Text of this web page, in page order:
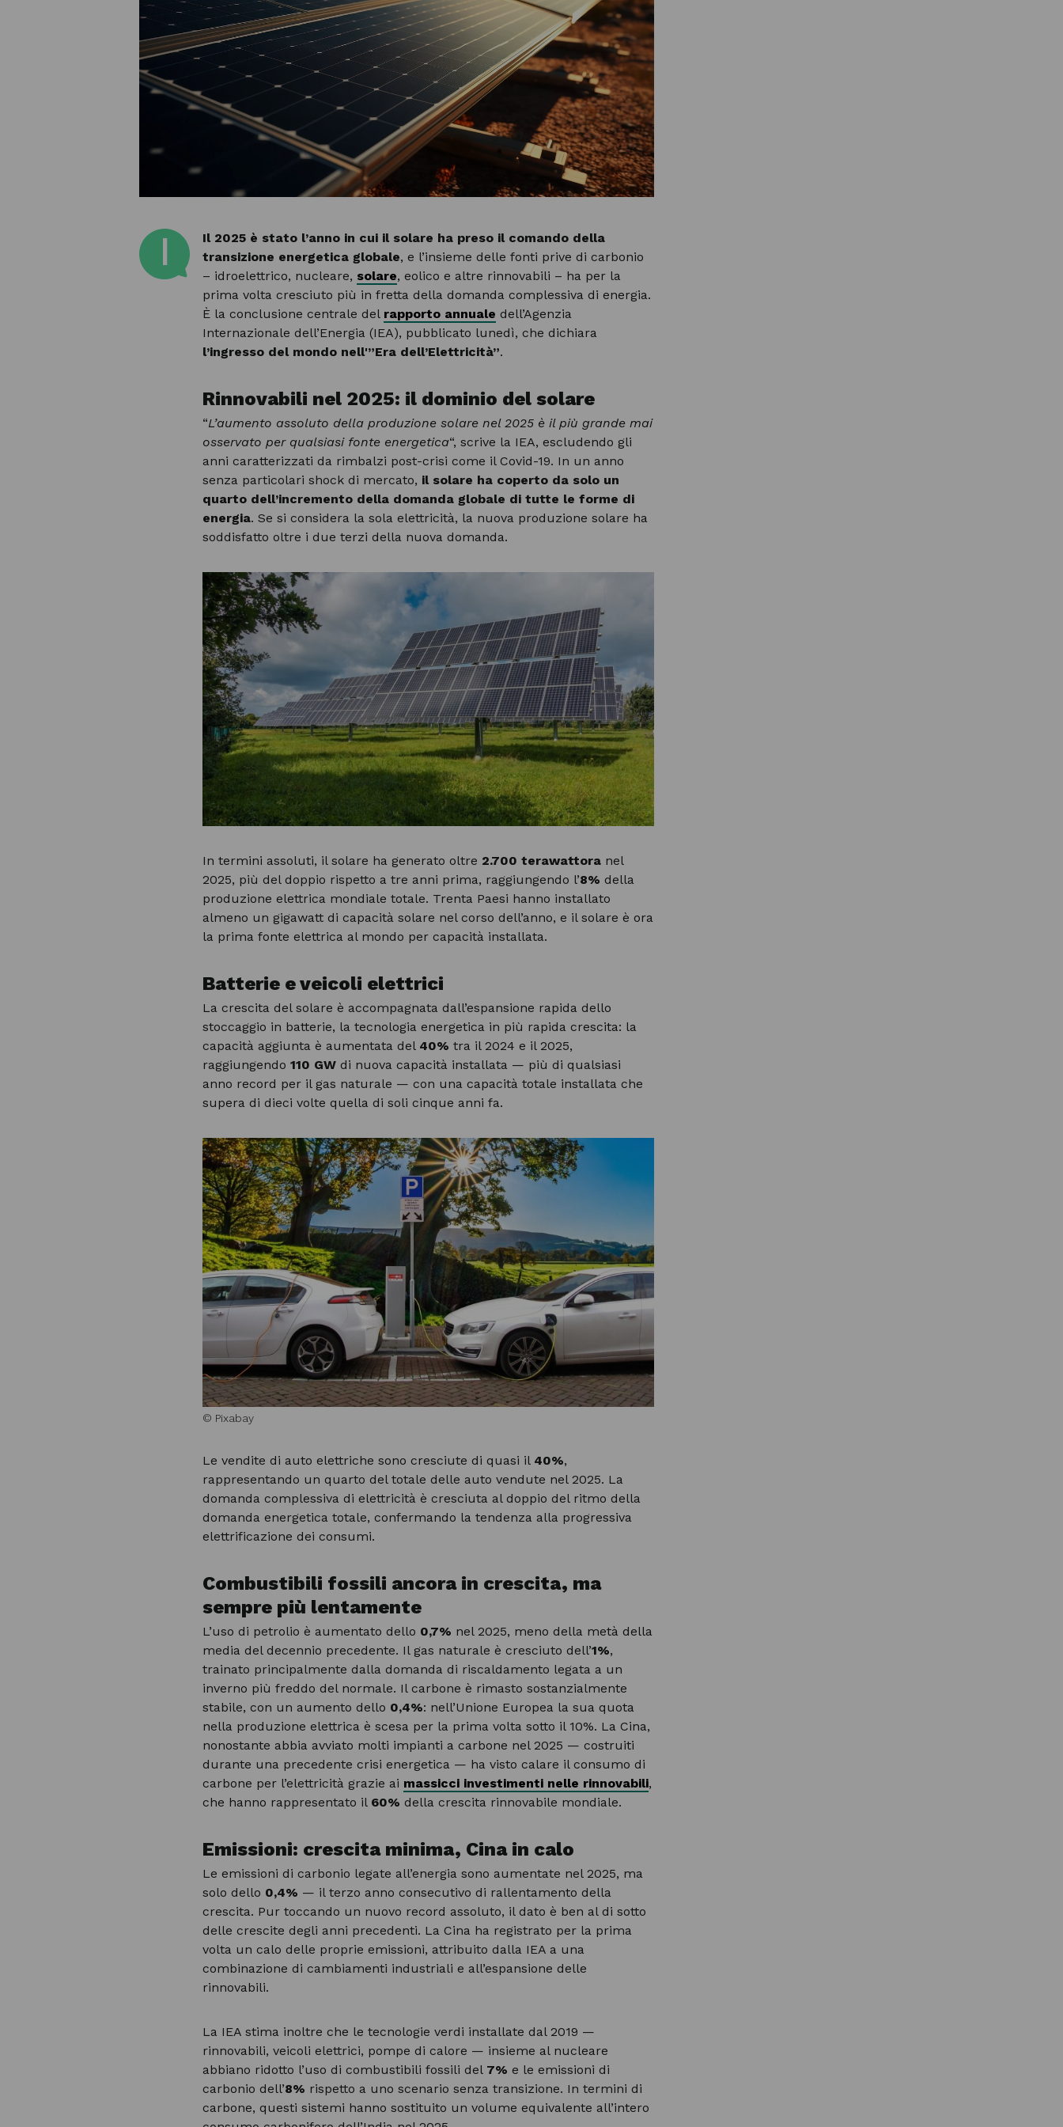
I
Il 2025 è stato l’anno in cui il solare ha preso il comando della
transizione energetica globale, e l’insieme delle fonti prive di carbonio
– idroelettrico, nucleare, solare, eolico e altre rinnovabili – ha per la
prima volta cresciuto più in fretta della domanda complessiva di energia.
È la conclusione centrale del rapporto annuale dell’Agenzia
Internazionale dell’Energia (IEA), pubblicato lunedì, che dichiara
l’ingresso del mondo nell'”Era dell’Elettricità”.
Rinnovabili nel 2025: il dominio del solare
“L’aumento assoluto della produzione solare nel 2025 è il più grande mai
osservato per qualsiasi fonte energetica“, scrive la IEA, escludendo gli
anni caratterizzati da rimbalzi post-crisi come il Covid-19. In un anno
senza particolari shock di mercato, il solare ha coperto da solo un
quarto dell’incremento della domanda globale di tutte le forme di
energia. Se si considera la sola elettricità, la nuova produzione solare ha
soddisfatto oltre i due terzi della nuova domanda.
In termini assoluti, il solare ha generato oltre 2.700 terawattora nel
2025, più del doppio rispetto a tre anni prima, raggiungendo l’8% della
produzione elettrica mondiale totale. Trenta Paesi hanno installato
almeno un gigawatt di capacità solare nel corso dell’anno, e il solare è ora
la prima fonte elettrica al mondo per capacità installata.
Batterie e veicoli elettrici
La crescita del solare è accompagnata dall’espansione rapida dello
stoccaggio in batterie, la tecnologia energetica in più rapida crescita: la
capacità aggiunta è aumentata del 40% tra il 2024 e il 2025,
raggiungendo 110 GW di nuova capacità installata — più di qualsiasi
anno record per il gas naturale — con una capacità totale installata che
supera di dieci volte quella di soli cinque anni fa.
© Pixabay
Le vendite di auto elettriche sono cresciute di quasi il 40%,
rappresentando un quarto del totale delle auto vendute nel 2025. La
domanda complessiva di elettricità è cresciuta al doppio del ritmo della
domanda energetica totale, confermando la tendenza alla progressiva
elettrificazione dei consumi.
Combustibili fossili ancora in crescita, ma
sempre più lentamente
L’uso di petrolio è aumentato dello 0,7% nel 2025, meno della metà della
media del decennio precedente. Il gas naturale è cresciuto dell’1%,
trainato principalmente dalla domanda di riscaldamento legata a un
inverno più freddo del normale. Il carbone è rimasto sostanzialmente
stabile, con un aumento dello 0,4%: nell’Unione Europea la sua quota
nella produzione elettrica è scesa per la prima volta sotto il 10%. La Cina,
nonostante abbia avviato molti impianti a carbone nel 2025 — costruiti
durante una precedente crisi energetica — ha visto calare il consumo di
carbone per l’elettricità grazie ai massicci investimenti nelle rinnovabili,
che hanno rappresentato il 60% della crescita rinnovabile mondiale.
Emissioni: crescita minima, Cina in calo
Le emissioni di carbonio legate all’energia sono aumentate nel 2025, ma
solo dello 0,4% — il terzo anno consecutivo di rallentamento della
crescita. Pur toccando un nuovo record assoluto, il dato è ben al di sotto
delle crescite degli anni precedenti. La Cina ha registrato per la prima
volta un calo delle proprie emissioni, attribuito dalla IEA a una
combinazione di cambiamenti industriali e all’espansione delle
rinnovabili.
La IEA stima inoltre che le tecnologie verdi installate dal 2019 —
rinnovabili, veicoli elettrici, pompe di calore — insieme al nucleare
abbiano ridotto l’uso di combustibili fossili del 7% e le emissioni di
carbonio dell’8% rispetto a uno scenario senza transizione. In termini di
carbone, questi sistemi hanno sostituito un volume equivalente all’intero